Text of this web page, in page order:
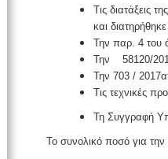
Τις διατάξεις
και
Την παρ. 4 του
Την 58120/
Την 703 /
Τις τεχνικές
Τη Συγγραφή
Το συνολικό ποσό για